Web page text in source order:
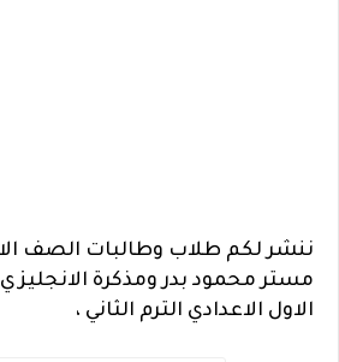
ننشر لكم طلاب وطالبات الصف
مستر محمود بدر ومذكرة
الاول الاعدادي الترم الثاني ،